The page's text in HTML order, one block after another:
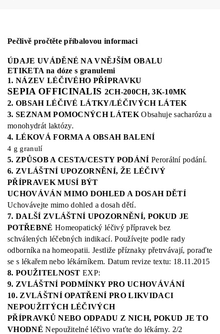
Pečlivě pročtěte příbalovou informaci
ÚDAJE UVÁDĚNÉ NA VNĚJŠÍM OBALU
ETIKETA na dóze s granulemi
1. NÁZEV LÉČIVÉHO PŘÍPRAVKU
SEPIA OFFICINALIS 2CH-200CH, 3K-10MK
2. OBSAH LÉČIVÉ LÁTKY/LÉČIVÝCH LÁTEK
3. SEZNAM POMOCNÝCH LÁTEK Obsahuje sacharózu a
monohydrát laktózy.
4. LÉKOVÁ FORMA A OBSAH BALENÍ
4 g granulí
5. ZPŮSOB A CESTA/CESTY PODÁNÍ Perorální podání.
6. ZVLÁŠTNÍ UPOZORNĚNÍ, ŽE LÉČIVÝ
PŘÍPRAVEK MUSÍ BÝT
UCHOVÁVÁN MIMO DOHLED A DOSAH DĚTÍ
Uchovávejte mimo dohled a dosah dětí.
7. DALŠÍ ZVLÁŠTNÍ UPOZORNĚNÍ, POKUD JE
POTŘEBNÉ Homeopatický léčivý přípravek bez
schválených léčebných indikací. Používejte podle rady
odborníka na homeopatii. Jestliže příznaky přetrvávají, poraďte
se s lékařem nebo lékárníkem. Datum revize textu: 18.11.2015
8. POUŽITELNOST EXP:
9. ZVLÁŠTNÍ PODMÍNKY PRO UCHOVÁVÁNÍ
10. ZVLÁŠTNÍ OPATŘENÍ PRO LIKVIDACI
NEPOUŽITÝCH LÉČIVÝCH
PŘÍPRAVKŮ NEBO ODPADU Z NICH, POKUD JE TO
VHODNÉ Nepoužitelné léčivo vraťte do lékárny. 2/2